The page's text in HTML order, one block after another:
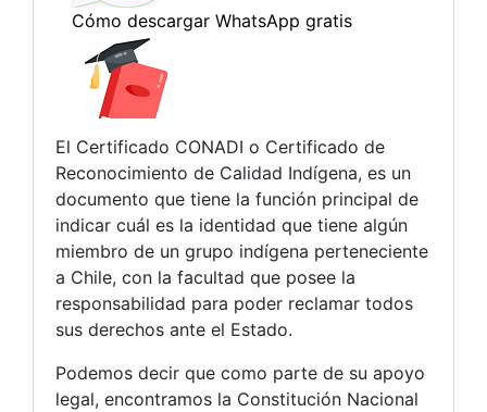
El Certificado CONADI o Certificado de
Reconocimiento de Calidad Indígena, es un
documento que tiene la función principal de
indicar cuál es la identidad que tiene algún
miembro de un grupo indígena perteneciente
a Chile, con la facultad que posee la
responsabilidad para poder reclamar todos
sus derechos ante el Estado.
Podemos decir que como parte de su apoyo
legal, encontramos la Constitución Nacional